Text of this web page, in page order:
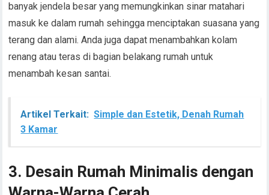
banyak jendela besar yang memungkinkan sinar matahari
masuk ke dalam rumah sehingga menciptakan suasana yang
terang dan alami. Anda juga dapat menambahkan kolam
renang atau teras di bagian belakang rumah untuk
menambah kesan santai.
Artikel Terkait: Simple dan Estetik, Denah Rumah
3 Kamar
3. Desain Rumah Minimalis dengan